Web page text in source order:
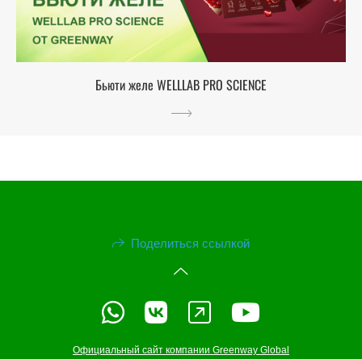
Бьюти желе WELLLAB PRO SCIENCE
Поделиться ссылкой
Официальный сайт компании Greenway Global